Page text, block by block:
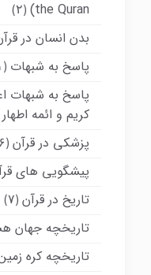
the Quran) (۲)
بدن انسان در
پاسخ به شبهات (۱)
پاسخ به شبهات
کریم و ائمه اطهار
پزشکی در قرآن (۶)
پیشگویی های
تاریخ در قرآن (۷)
تاریخچه جهان
تاریخچه کره